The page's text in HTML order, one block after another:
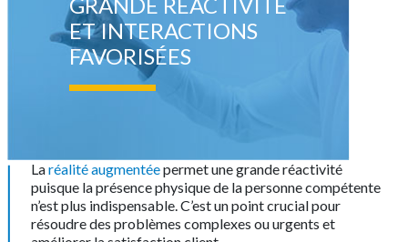
GRANDE RÉACTIVITÉ
ET INTERACTIONS
FAVORISÉES
Laréalité augmentéepermet une grande réactivité
puisque la présence physique de la personne compétente
n’est plus indispensable. C’est un point crucial pour
résoudre des problèmes complexes ou urgents et